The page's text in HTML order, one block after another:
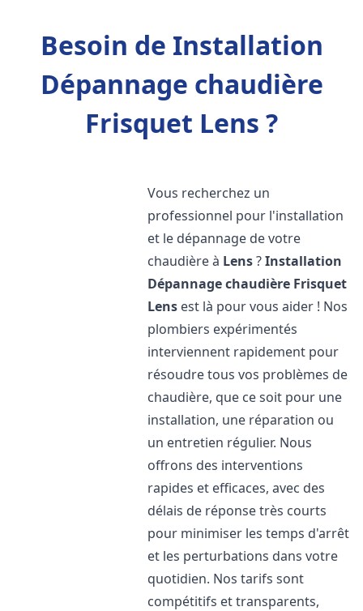
Besoin de Installation
Dépannage chaudière
Frisquet Lens ?
Vous recherchez un
professionnel pour l'installation
et le dépannage de votre
chaudière à Lens?Installation
Dépannage chaudière Frisquet
Lens est là pour vous aider ! Nos
plombiers expérimentés
interviennent rapidement pour
résoudre tous vos problèmes de
chaudière, que ce soit pour une
installation, une réparation ou
un entretien régulier. Nous
offrons des interventions
rapides et efficaces, avec des
délais de réponse très courts
pour minimiser les temps d'arrêt
et les perturbations dans votre
quotidien. Nos tarifs sont
compétitifs et transparents,